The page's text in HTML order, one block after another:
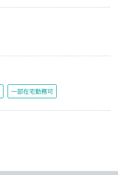
一部在宅勤務可